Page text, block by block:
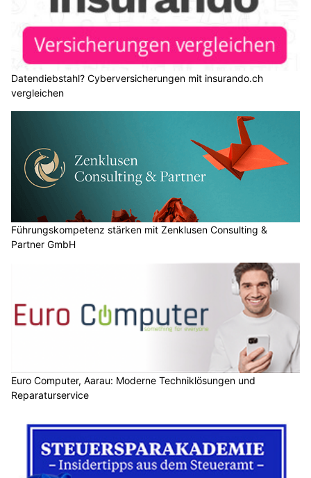
Überschriften sind das erste, was Lesende bei einem
Blogbeitrag wahrnehmen. Abhängig vom Titel entscheiden
sie, ob es sich lohnt, den Text zu lesen oder einfach weiter zu
scrollen.
Im folgenden Artikel erfahren Sie, worauf es bei der Erstellung
von Überschriften, die die Leserschaft fesseln, ankommt.
Datendiebstahl? Cyberversicherungen mit insurando.ch vergleichen
Steuersparakademie – Ganzheitliche Seminare für Steuererklärung, Vorsorge &
Finanzen
Führungskompetenz stärken mit Zenklusen Consulting & Partner GmbH
Werbe Atelier Oberdorf – Hochwertige Drucke für Vereine, Unternehmen und Events
27.01.25 VON BELMEDIA REDAKTION
Video-Content hat sich in den letzten Jahren zu einem
effektiven Werkzeug im Content-Marketing entwickelt. Ob
Kampagnen – Videos sind aus der modernen
Kommunikation nicht mehr wegzudenken.
Der folgende Artikel zeigt, warum Video-Content wirkungsvoll